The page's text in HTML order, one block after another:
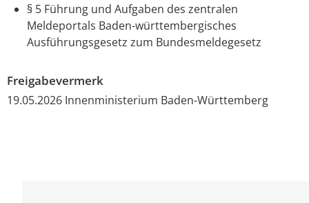
§ 5 Führung und Aufgaben des zentralen
Meldeportals Baden-württembergisches
Ausführungsgesetz zum Bundesmeldegesetz
Freigabevermerk
19.05.2026 Innenministerium Baden-Württemberg